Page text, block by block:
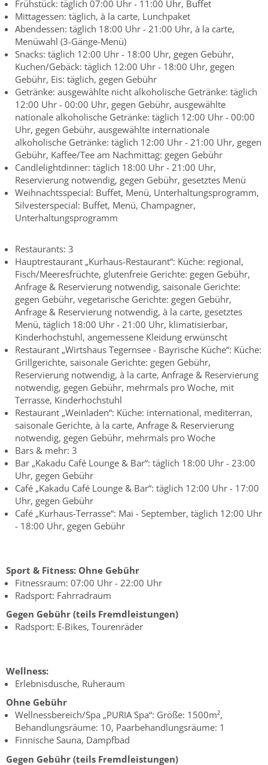
Frühstück: täglich 07:00 Uhr - 11:00 Uhr, Buffet
Mittagessen: täglich, à la carte, Lunchpaket
Abendessen: täglich 18:00 Uhr - 21:00 Uhr, à la carte,
Menüwahl (3-Gänge-Menü)
Snacks: täglich 12:00 Uhr - 18:00 Uhr, gegen Gebühr,
Kuchen/Gebäck: täglich 12:00 Uhr - 18:00 Uhr, gegen
Gebühr, Eis: täglich, gegen Gebühr
Getränke: ausgewählte nicht alkoholische Getränke: täglich
12:00 Uhr - 00:00 Uhr, gegen Gebühr, ausgewählte
nationale alkoholische Getränke: täglich 12:00 Uhr - 00:00
Uhr, gegen Gebühr, ausgewählte internationale
alkoholische Getränke: täglich 12:00 Uhr - 21:00 Uhr, gegen
Gebühr, Kaffee/Tee am Nachmittag: gegen Gebühr
Candlelightdinner: täglich 18:00 Uhr - 21:00 Uhr,
Reservierung notwendig, gegen Gebühr, gesetztes Menü
Weihnachtsspecial: Buffet, Menü, Unterhaltungsprogramm,
Silvesterspecial: Buffet, Menü, Champagner,
Unterhaltungsprogramm
Restaurants: 3
Hauptrestaurant „Kurhaus-Restaurant“: Küche: regional,
Fisch/Meeresfrüchte, glutenfreie Gerichte: gegen Gebühr,
Anfrage & Reservierung notwendig, saisonale Gerichte:
gegen Gebühr, vegetarische Gerichte: gegen Gebühr,
Anfrage & Reservierung notwendig, à la carte, gesetztes
Menü, täglich 18:00 Uhr - 21:00 Uhr, klimatisierbar,
Kinderhochstuhl, angemessene Kleidung erwünscht
Restaurant „Wirtshaus Tegernsee - Bayrische Küche“: Küche:
Grillgerichte, saisonale Gerichte: gegen Gebühr,
Reservierung notwendig, à la carte, Anfrage & Reservierung
notwendig, gegen Gebühr, mehrmals pro Woche, mit
Terrasse, Kinderhochstuhl
Restaurant „Weinladen“: Küche: international, mediterran,
saisonale Gerichte, à la carte, Anfrage & Reservierung
notwendig, gegen Gebühr, mehrmals pro Woche
Bars & mehr: 3
Bar „Kakadu Café Lounge & Bar“: täglich 18:00 Uhr - 23:00
Uhr, gegen Gebühr
Café „Kakadu Café Lounge & Bar“: täglich 12:00 Uhr - 17:00
Uhr, gegen Gebühr
Café „Kurhaus-Terrasse“: Mai - September, täglich 12:00 Uhr
- 18:00 Uhr, gegen Gebühr
Sport & Fitness: Ohne Gebühr
Fitnessraum: 07:00 Uhr - 22:00 Uhr
Radsport: Fahrradraum
Gegen Gebühr (teils Fremdleistungen)
Radsport: E-Bikes, Tourenräder
Wellness:
Erlebnisdusche, Ruheraum
Ohne Gebühr
Wellnessbereich/Spa „PURIA Spa“: Größe: 1500m²,
Behandlungsräume: 10, Paarbehandlungsräume: 1
Finnische Sauna, Dampfbad
Gegen Gebühr (teils Fremdleistungen)